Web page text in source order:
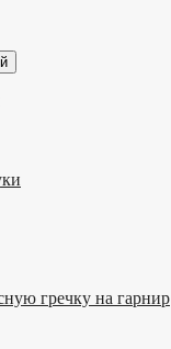
гречку на гарнир